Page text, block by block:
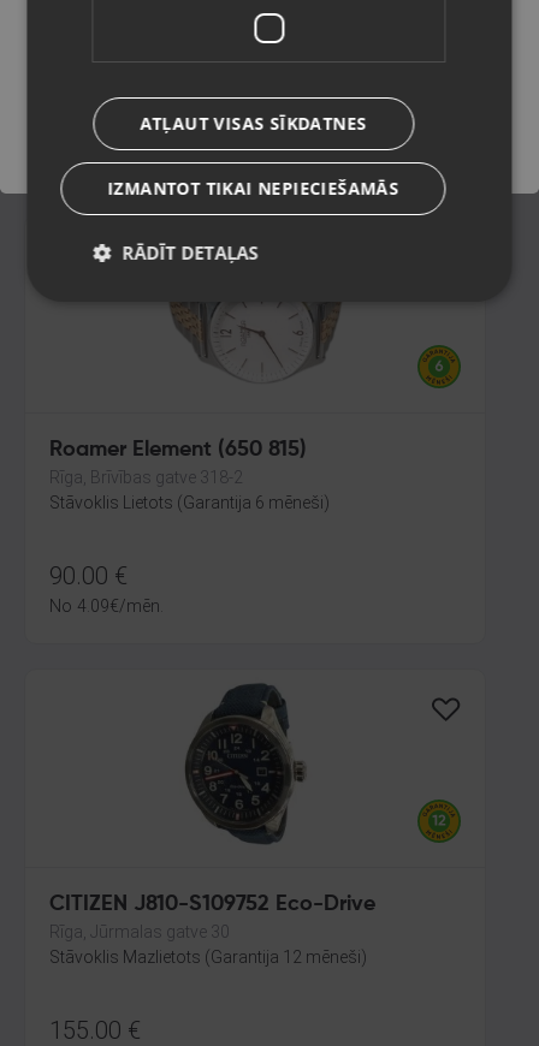
Stāvoklis Lietots (Garantija 6 mēneši)
16.00€
Roamer Element (650 815)
Rīga, Brīvības gatve 318-2
Stāvoklis Lietots (Garantija 6 mēneši)
90.00 €
No 4.09€/mēn.
CITIZEN J810-S109752 Eco-Drive
Rīga, Jūrmalas gatve 30
Stāvoklis Mazlietots (Garantija 12 mēneši)
155.00 €
Saglabāt
ATĻAUT VISAS SĪKDATNES
IZMANTOT TIKAI NEPIECIEŠAMĀS
RĀDĪT DETAĻAS